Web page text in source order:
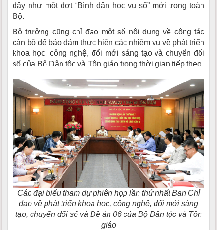
đây như một đợt “Bình dân học vụ số” mới trong toàn
Bộ.
Bộ trưởng cũng chỉ đạo một số nội dung về công tác
cán bộ để bảo đảm thực hiện các nhiệm vụ về phát triển
khoa học, công nghệ, đổi mới sáng tạo và chuyển đổi
số của Bộ Dân tộc và Tôn giáo trong thời gian tiếp theo.
Các đại biểu tham dự phiên họp lần thứ nhất Ban Chỉ
đạo về phát triển khoa học, công nghệ, đổi mới sáng
tạo, chuyển đổi số và Đề án 06 của Bộ Dân tộc và Tôn
giáo